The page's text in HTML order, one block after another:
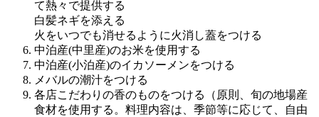
て熱々で提供する
白髪ネギを添える
火をいつでも消せるように火消し蓋をつける
中泊産(中里産)のお米を使用する
中泊産(小泊産)のイカソーメンをつける
メバルの潮汁をつける
各店こだわりの香のものをつける（原則、旬の地場産
食材を使用する。料理内容は、季節等に応じて、自由